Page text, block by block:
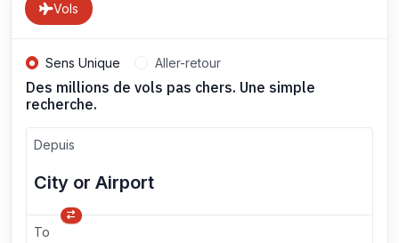
Vols
Sens Unique Aller-retour
Des millions de vols pas chers. Une simple
recherche.
Depuis
To